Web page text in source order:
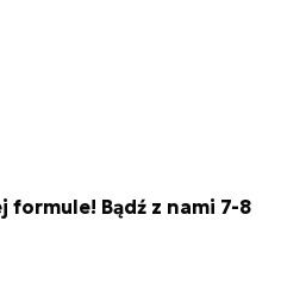
formule! Bądź z nami 7-8